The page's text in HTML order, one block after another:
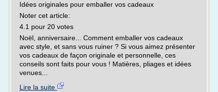
Idées originales pour emballer vos cadeaux
Noter cet article:
4.1 pour 20 votes
Noël, anniversaire... Comment emballer vos cadeaux
avec style, et sans vous ruiner ? Si vous aimez présenter
vos cadeaux de façon originale et personnelle, ces
conseils sont faits pour vous ! Matières, pliages et idées
venues...
Lire la suite